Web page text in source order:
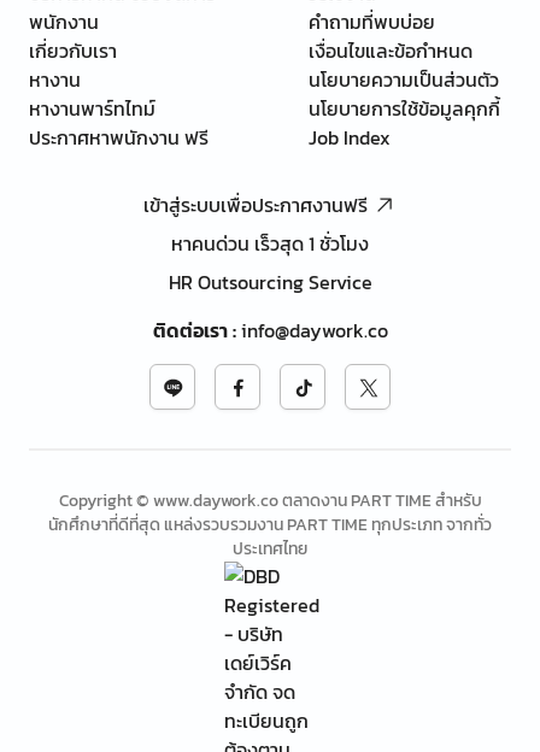
พนักงาน
เกี่ยวกับเรา
หางาน
หางานพาร์ทไทม์
ประกาศหาพนักงาน ฟรี
คำถามที่พบบ่อย
เงื่อนไขและข้อกำหนด
นโยบายความเป็นส่วนตัว
นโยบายการใช้ข้อมูลคุกกี้
Job Index
เข้าสู่ระบบเพื่อประกาศงานฟรี
หาคนด่วน เร็วสุด 1 ชั่วโมง
HR Outsourcing Service
ติดต่อเรา:info@daywork.co
Copyright © www.daywork.co ตลาดงาน PART TIME สำหรับ
นักศึกษาที่ดีที่สุด แหล่งรวบรวมงาน PART TIME ทุกประเภท จากทั่ว
ประเทศไทย